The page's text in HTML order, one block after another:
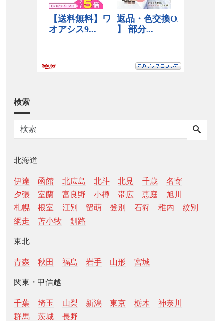
検索
北海道
伊達 函館 北広島 北斗 北見 千歳
名寄
夕張
室蘭 富良野 小樽 帯広 恵庭
旭川
札幌
根室 江別 留萌 登別 石狩 稚内
紋別
網走
苫小牧 釧路
東北
青森 秋田 福島 岩手 山形 宮城
関東・甲信越
千葉 埼玉 山梨 新潟 東京 栃木
神奈川
群馬
茨城 長野